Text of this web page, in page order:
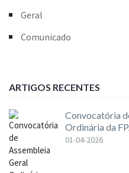
Geral
Comunicado
ARTIGOS RECENTES
Convocatória
Ordinária da
01-04-2026